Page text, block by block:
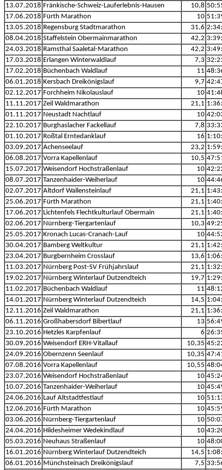
13.07.2018 Fränkische-Schweiz-Lauferlebnis-Hausen 10,8
17.06.2018 Fürth Marathon 10
13.05.2018 Regensburg Stadtmarathon 31,6
08.04.2018 Staffelstein Obermainmarathon 42,2
24.03.2018 Ramsthal Saaletal-Marathon 42,2
17.03.2018 Erlangen Winterwaldlauf 7,3
17.02.2018 Büchenbach Waldlauf 11
06.01.2018 Kersbach Dreikönigslauf 9,7
02.12.2017 Forchheim Nikolauslauf 10
11.11.2017 Zeil Waldmarathon 21,1
01.11.2017 Neustadt Nachtlauf 10
22.10.2017 Burghaslacher Fackellauf 7,8
01.10.2017 Roßtal Erntedanklauf 16
03.09.2017 Achenseelauf 23,2
06.08.2017 Vorra Kapellenlauf 10,5
15.07.2017 Weisendorf Hochstraßenlauf 10
08.07.2017 Tanzenhaider-Weiherlauf 10
02.07.2017 Altdorf Wallensteinlauf 21,1
25.06.2017 Fürth Marathon 21,1
17.06.2017 Lichtenfels Flechtkulturlauf Obermain 21,1
02.06.2017 Nürnberg-Tiergartenlauf 10,3
25.05.2017 Kronach Lucas-Cranach-Lauf 10
30.04.2017 Bamberg Weltkultur 21,1
23.04.2017 Burgbernheim Crosslauf 13,6
11.03.2017 Nürnberg Post-SV Frühjahrslauf 21,1
19.02.2017 Nürnberg Winterlauf Dutzendteich 19,7
11.02.2017 Büchenbach Waldlauf 11
14.01.2017 Nürnberg Winterlauf Dutzendteich 14,5
12.11.2016 Zeil Waldmarathon 21,1
06.11.2016 Großhabersdorf Bibertlauf 13
23.10.2016 Hetzles Karpfenlauf 6
30.09.2016 Weisendorf ERH-Vitallauf 10,35
24.09.2016 Obernzenn Seenlauf 10,35
07.08.2016 Vorra Kapellenlauf 10,55
23.07.2016 Weisendorf Hochstraßenlauf 10
10.07.2016 Tanzenhaider-Weiherlauf 10
24.06.2016 Lauf Altstadtfestlauf 10
12.06.2016 Fürth Marathon 10
03.06.2016 Nürnberg-Tiergartenlauf 10
24.04.2016 Hildesheimer Wedekindlauf 10
05.03.2016 Neuhaus Straßenlauf 10
16.01.2016 Nürnberg Winterlauf Dutzendteich 14,5
06.01.2016 Münchsteinach Dreikönigslauf 7,5